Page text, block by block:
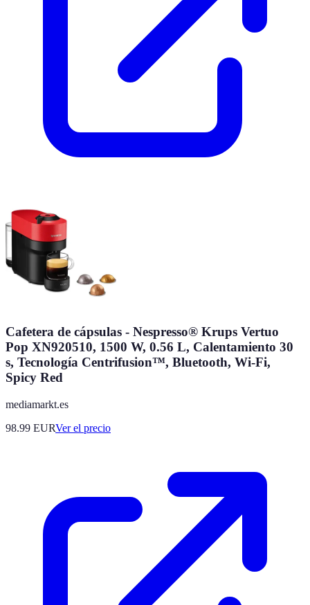
Cafetera de cápsulas - Nespresso® Krups Vertuo
Pop XN920510, 1500 W, 0.56 L, Calentamiento 30
s, Tecnología Centrifusion™, Bluetooth, Wi-Fi,
Spicy Red
mediamarkt.es
98.99 EURVer el precio